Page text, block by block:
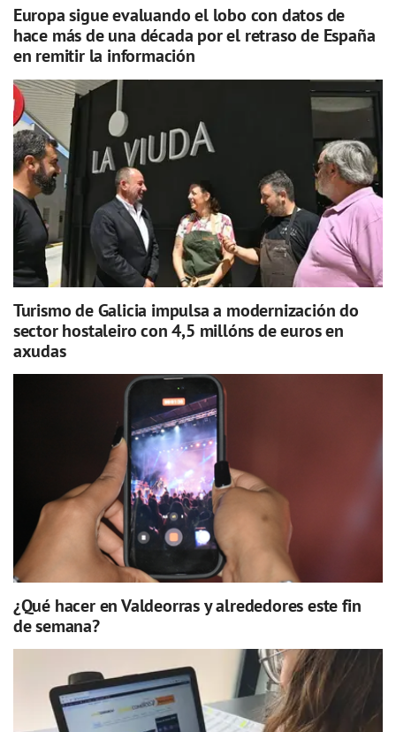
Europa sigue evaluando el lobo con datos de
hace más de una década por el retraso de España
en remitir la información
Turismo de Galicia impulsa a modernización do
sector hostaleiro con 4,5 millóns de euros en
axudas
¿Qué hacer en Valdeorras y alrededores este fin
de semana?